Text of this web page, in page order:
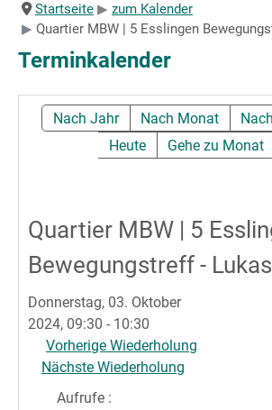
Sozial- und Gruppenräume
Sportpark
Startseite
zum Kalender
Quartier MBW | 5 Esslingen
Terminkalender
Nach Jahr Nach Monat
Heute
Gehe zu Monat
Quartier MBW | 5
Bewegungstreff -
Donnerstag, 03. Oktober
2024, 09:30 - 10:30
Vorherige Wiederholung
Nächste Wiederholung
Aufrufe: